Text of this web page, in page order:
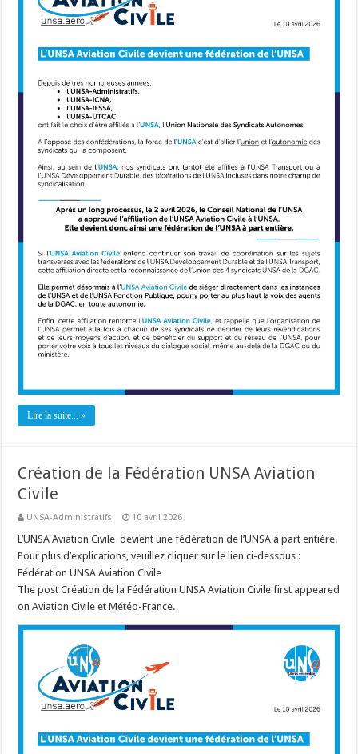
Lire la suite... »
Création de la Fédération UNSA Aviation
Civile
UNSA-Administratifs 10 avril 2026
L’UNSA Aviation Civile devient une fédération de l’UNSA à part entière.
Pour plus d’explications, veuillez cliquer sur le lien ci-dessous :
Fédération UNSA Aviation Civile
The post Création de la Fédération UNSA Aviation Civile first appeared
on Aviation Civile et Météo-France.